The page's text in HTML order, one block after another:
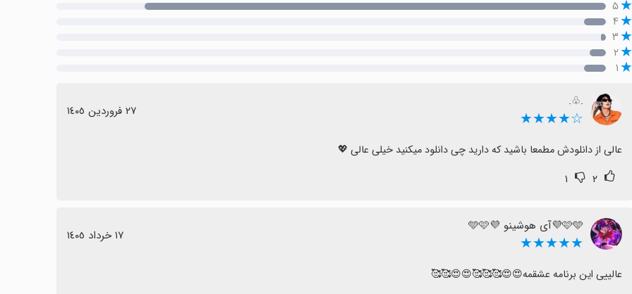
۵
۴
۳
۲
۱
.♧.
☆★★★★ ٢٧ فروردین ١٤٠٥
عالی از دانلودش مطمعا باشید که دارید چی دانلود میکنید خیلی عالی 💖
۲ ۱
🩷🩵💜آی هوشینو 💜🩵🩷
★★★★★ ١٧ خرداد ١٤٠٥
عالییی این برنامه عشقمه😍😍🥰🥰🥰😍😍🥰🥰